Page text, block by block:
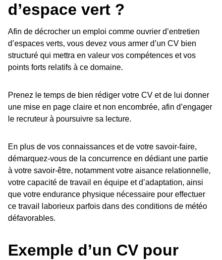
d’espace vert ?
Afin de décrocher un emploi comme ouvrier d’entretien
d’espaces verts, vous devez vous armer d’un CV bien
structuré qui mettra en valeur vos compétences et vos
points forts relatifs à ce domaine.
Prenez le temps de bien rédiger votre CV et de lui donner
une mise en page claire et non encombrée, afin d’engager
le recruteur à poursuivre sa lecture.
En plus de vos connaissances et de votre savoir-faire,
démarquez-vous de la concurrence en dédiant une partie
à votre savoir-être, notamment votre aisance relationnelle,
votre capacité de travail en équipe et d’adaptation, ainsi
que votre endurance physique nécessaire pour effectuer
ce travail laborieux parfois dans des conditions de météo
défavorables.
Exemple d’un CV pour